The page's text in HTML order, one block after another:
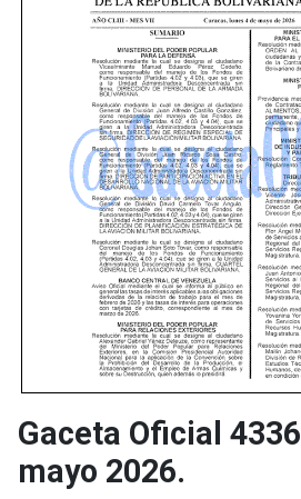
Gaceta Oficial
mayo 2026.